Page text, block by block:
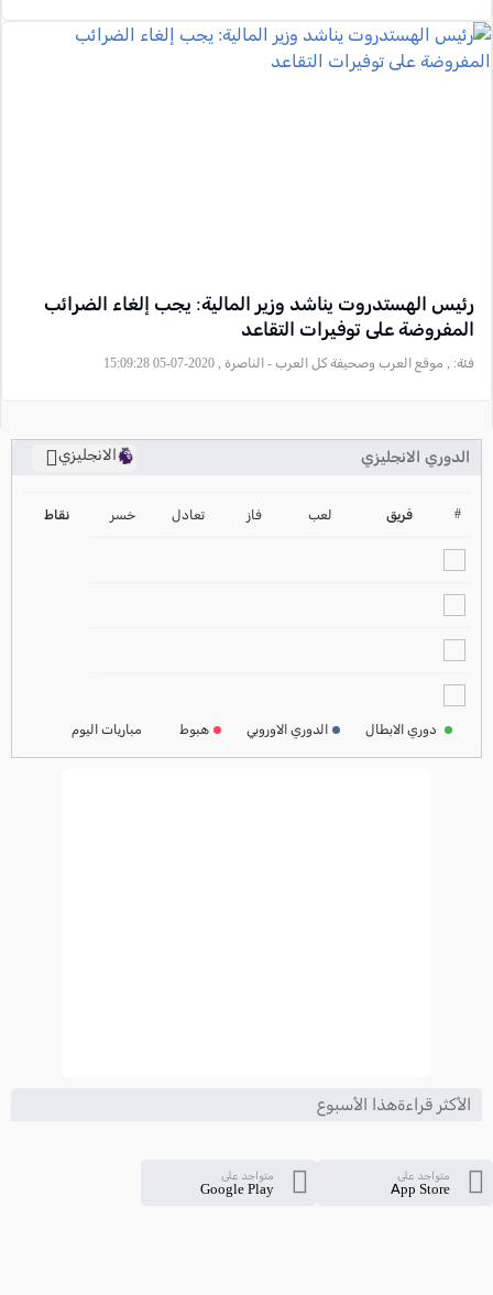
الأكثر قراءةهذا الأسبوع
متواجد على
App Store
متواجد على
Google Play
رئيس الهستدروت يناشد وزير المالية: يجب إلغاء الضرائب
المفروضة على توفيرات التقاعد‎
فئة: , موقع العرب وصحيفة كل العرب - الناصرة , 2020-07-05 15:09:28
الدوري الانجليزي
الانجليزي
2024-2025
ترتيب الدوري الايطالي
# فريق لعب فاز تعادل خسر نقاط
دوري الابطال الدوري الاوروبي هبوط مباريات اليوم